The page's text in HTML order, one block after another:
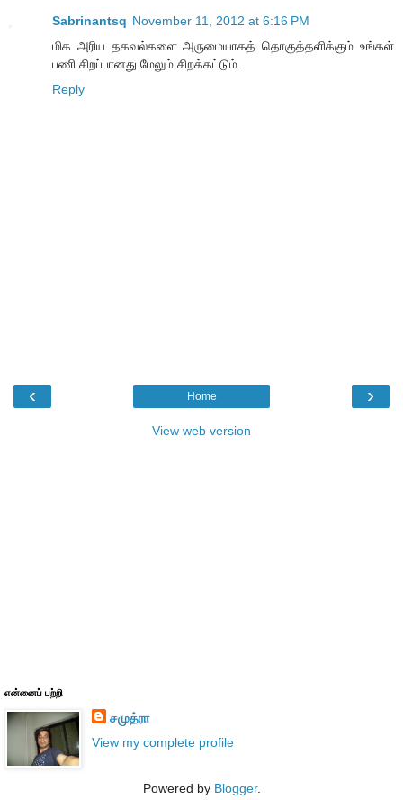
Sabrinantsq November 11, 2012 at 6:16 PM
மிக அரிய தகவல்களை அருமையாகத் தொகுத்தளிக்கும் உங்கள்
பணி சிறப்பானது.மேலும் சிறக்கட்டும்.
Reply
‹ ›
Home
View web version
என்னைப் பற்றி
சமுத்ரா
View my complete profile
Powered by Blogger.